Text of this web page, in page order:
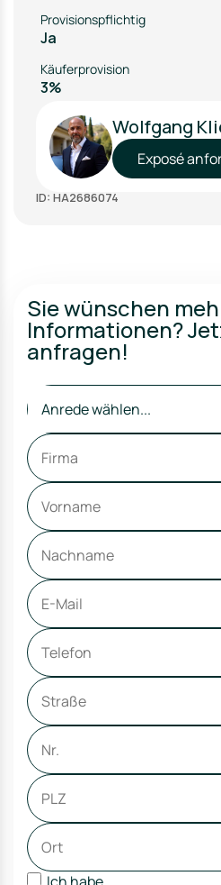
Provisionspflichtig
Ja
Käuferprovision
3%
Wolfgang
Exposé
ID: HA2686074
Sie wünschen
Informationen?
anfragen!
Anrede wählen...